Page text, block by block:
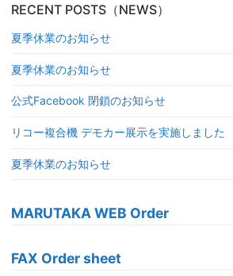
ョ
ン
RECENT POSTS（NEWS）
夏季休業のお知らせ
夏季休業のお知らせ
公式Facebook 閉鎖のお知らせ
リコー複合機 デモカー展示を実施しました
夏季休業のお知らせ
MARUTAKA WEB Order
FAX Order sheet